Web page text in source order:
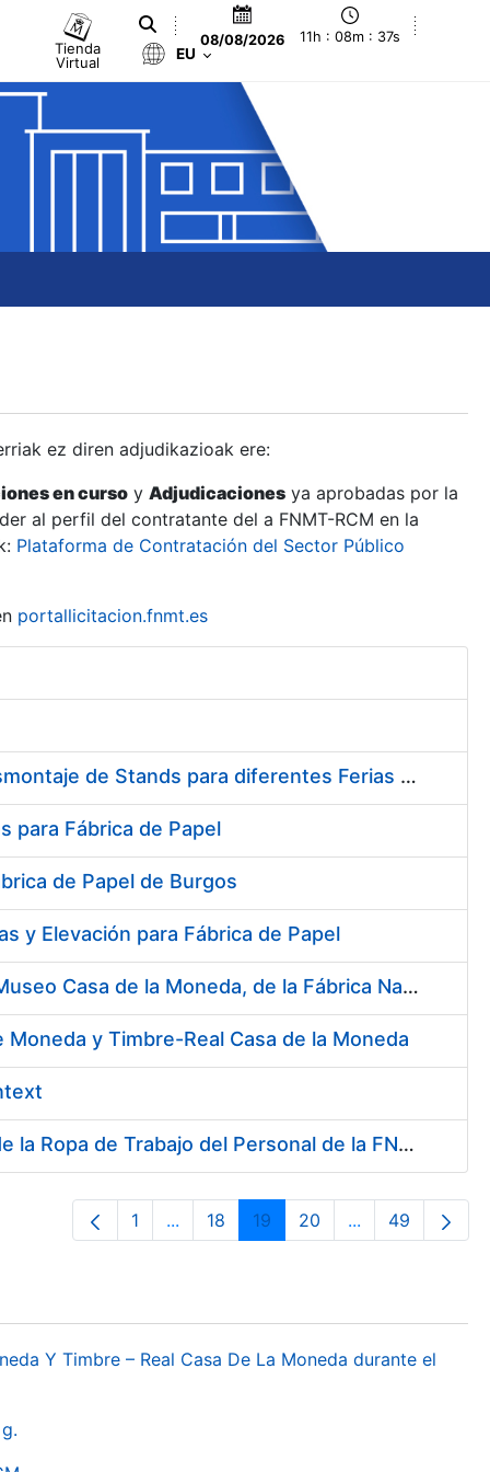
Tienda
Virtual
08/08/2026 11h : 08m : 38s
EU
ez diren adjudikazioak ere:
en curso y Adjudicaciones ya aprobadas por la
al perfil del contratante del a FNMT-RCM en la
Plataforma de Contratación del Sector Público
portallicitacion.fnmt.es
Contratación del Servicio de Diseño, Construcción, Montaje y Desmontaje de Stands para diferentes Ferias y Jornadas Nacionales e Internacionales
para Fábrica de Papel
de Papel de Burgos
y Elevación para Fábrica de Papel
Contratación del Servicio de Atención al Público en la Tienda del Museo Casa de la Moneda, de la Fábrica Nacional de Moneda y Timbre-Real Casa de la Moneda
y Timbre-Real Casa de la Moneda
Servicio de Lavado, Limpieza, Descontaminación y Desinfección de la Ropa de Trabajo del Personal de la FNMT-RCM
Orrialdea
1 ...Intermediate Pages Use TAB to
Orrialdea
18 Orrialdea
19 Orrialdea
20 ...Intermediate
Orrialdea
49
Y Timbre – Real Casa De La Moneda durante el